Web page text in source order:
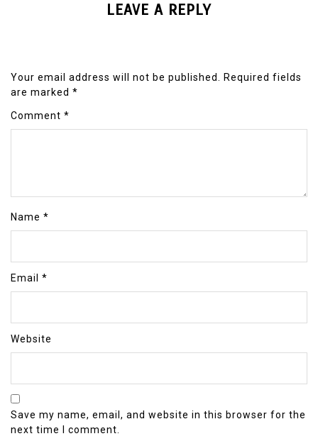
LEAVE A REPLY
Your email address will not be published. Required fields
are marked *
Comment *
Name *
Email *
Website
Save my name, email, and website in this browser for the
next time I comment.